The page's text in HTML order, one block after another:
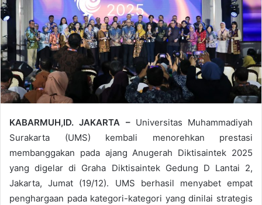
KABARMUH,ID. JAKARTA –Universitas Muhammadiyah
Surakarta (UMS) kembali menorehkan prestasi
membanggakan pada ajang Anugerah Diktisaintek 2025
yang digelar di Graha Diktisaintek Gedung D Lantai 2,
Jakarta, Jumat (19/12). UMS berhasil menyabet empat
penghargaan pada kategori-kategori yang dinilai strategis